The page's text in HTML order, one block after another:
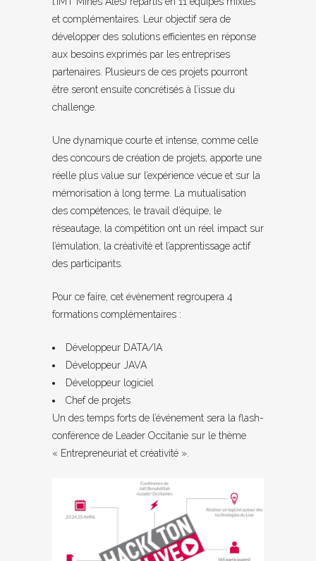
et complémentaires. Leur objectif sera de
développer des solutions efficientes en réponse
aux besoins exprimés par les entreprises
partenaires. Plusieurs de ces projets pourront
être seront ensuite concrétisés à l’issue du
challenge.
Une dynamique courte et intense, comme celle
des concours de création de projets, apporte une
réelle plus value sur l’expérience vécue et sur la
mémorisation à long terme. La mutualisation
des compétences, le travail d’équipe, le
réseautage, la compétition ont un réel impact sur
l’émulation, la créativité et l’apprentissage actif
des participants.
Pour ce faire, cet évènement regroupera 4
formations complémentaires :
Développeur DATA/IA
Développeur JAVA
Développeur logiciel
Chef de projets
Un des temps forts de l’événement sera la flash-
conférence de Leader Occitanie sur le thème
« Entrepreneuriat et créativité ».